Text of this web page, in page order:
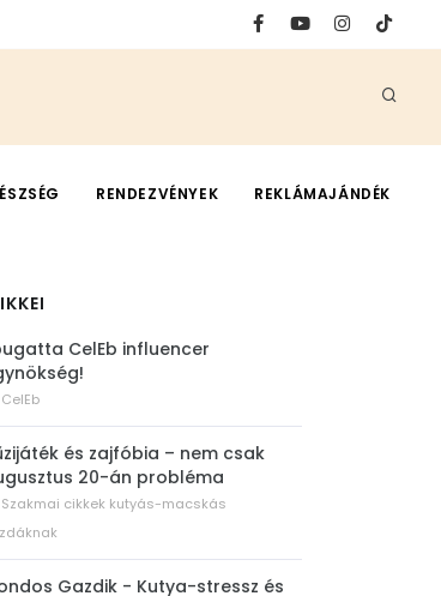
RENDEZVÉNYEK REKLÁMAJÁNDÉK
CelEb influencer
CelEb
és zajfóbia – nem csak
20-án probléma
Szakmai cikkek kutyás-macskás
Gazdik - Kutya-stressz és